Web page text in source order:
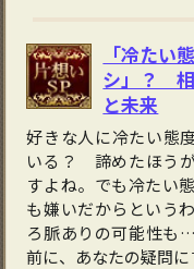
「冷たい
シ」？
と未来
好きな人に冷たい態
いる？ 諦めたほう
すよね。でも冷たい
も嫌いだからという
ろ脈ありの可能性も
前に、あなたの疑問に